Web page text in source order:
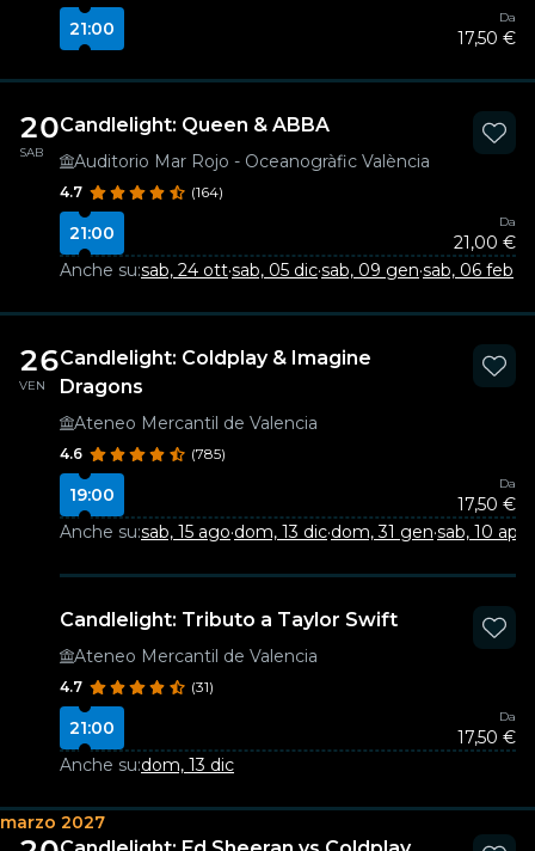
21:00
Da
17,50 €
20
SAB
Candlelight: Queen & ABBA
Auditorio Mar Rojo - Oceanogràfic València
4.7 (164)
21:00
Da
21,00 €
Anche su:sab, 24 ott·sab, 05 dic·sab, 09 gen·sab, 06 feb
26
VEN
Candlelight: Coldplay & Imagine
Dragons
Ateneo Mercantil de Valencia
4.6 (785)
19:00
Da
17,50 €
Anche su:sab, 15 ago·dom, 13 dic·dom, 31 gen·sab, 10 apr
Candlelight: Tributo a Taylor Swift
Ateneo Mercantil de Valencia
4.7 (31)
21:00
Da
17,50 €
Anche su:dom, 13 dic
marzo 2027